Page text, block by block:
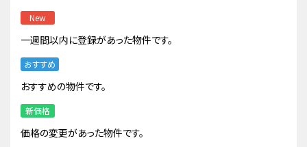
New
一週間以内に登録があった物件です。
おすすめ
おすすめの物件です。
新価格
価格の変更があった物件です。